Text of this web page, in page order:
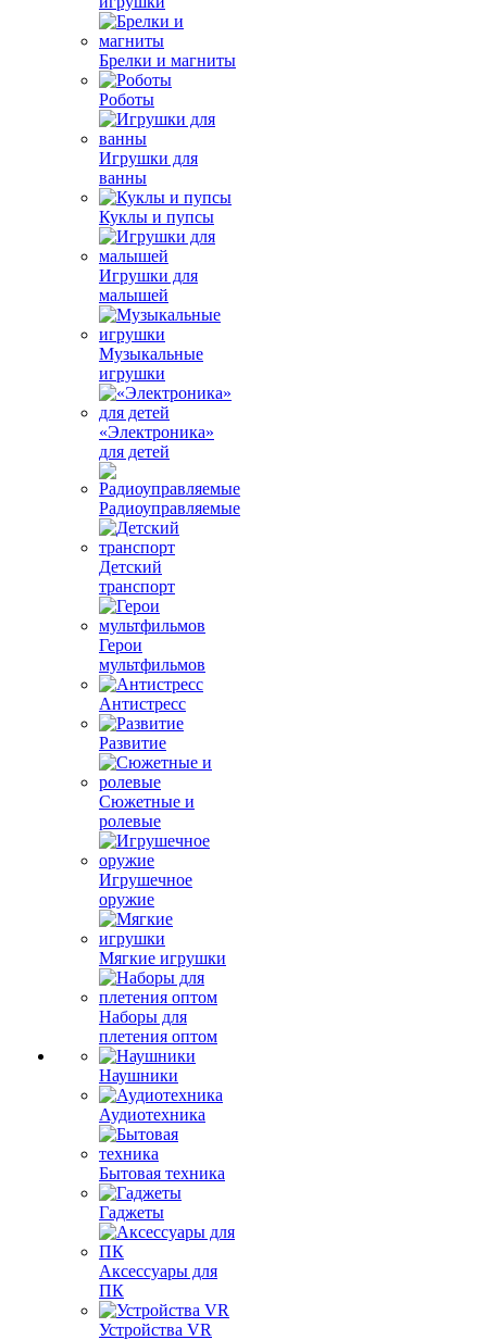
Брелки и магниты
Роботы
Игрушки для
ванны
Куклы и пупсы
Игрушки для
малышей
Музыкальные
игрушки
«Электроника»
для детей
Радиоуправляемые
Детский
транспорт
Герои
мультфильмов
Антистресс
Развитие
Сюжетные и
ролевые
Игрушечное
оружие
Мягкие игрушки
Наборы для
плетения оптом
Наушники
Аудиотехника
Бытовая техника
Гаджеты
Аксессуары для
ПК
Устройства VR